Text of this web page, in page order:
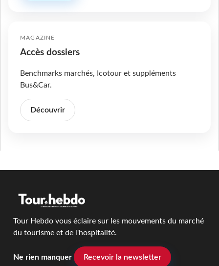
MAGAZINE
Accès dossiers
Benchmarks marchés, Icotour et suppléments
Bus&Car.
Découvrir
Tour Hebdo vous éclaire sur les mouvements du marché
du tourisme et de l'hospitalité.
Ne rien manquer Recevoir la newsletter